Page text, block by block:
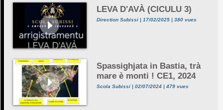
LEVA D'AVÀ (CICULU 3)
Direction Subissi | 17/02/2025 | 380 vues
Spassighjata in Bastia, trà
mare è monti ! CE1, 2024
Scola Subissi | 02/07/2024 | 479 vues